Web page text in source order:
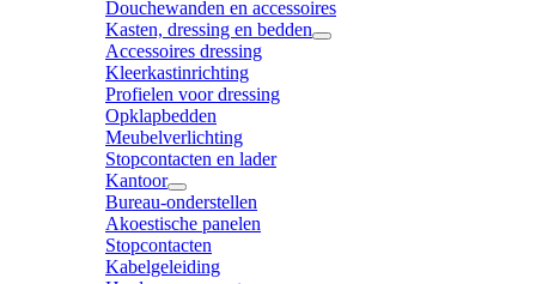
Douchewanden en accessoires
Kasten, dressing en bedden
Accessoires dressing
Kleerkastinrichting
Profielen voor dressing
Opklapbedden
Meubelverlichting
Stopcontacten en lader
Kantoor
Bureau-onderstellen
Akoestische panelen
Stopcontacten
Kabelgeleiding